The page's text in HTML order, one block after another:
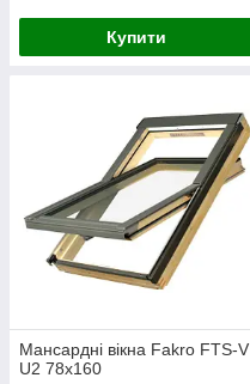
Купити
Мансардні вікна Fakro FTS-V
U2 78х160